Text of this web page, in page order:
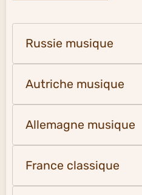
Russie musique
Autriche musique
Allemagne musique
France classique